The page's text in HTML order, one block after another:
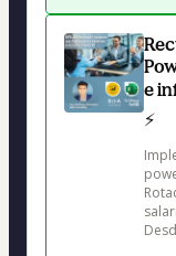
e
⚡